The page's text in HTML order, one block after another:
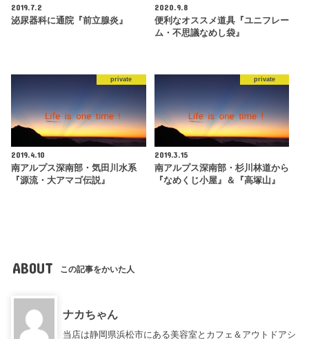
2019.7.2
泌尿器科に通院『前立腺炎』
2020.9.8
便利なオススメ道具『ユニフレー
ム・不思議なめし袋』
private
2019.4.10
南アルプス深南部・気田川水系
『源流・大アマゴ伝説』
private
2019.3.15
南アルプス深南部・杉川林道から
『なめくじ小屋』＆『高塚山』
ABOUT この記事をかいた人
ナカちゃん
当店は静岡県浜松市にある美容室とカフェ＆アウトドアシ